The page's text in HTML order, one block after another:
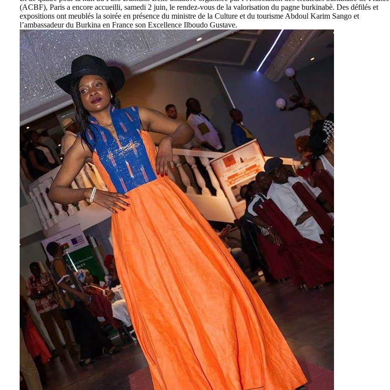
(ACBF), Paris a encore accueilli, samedi 2 juin, le rendez-vous de la valorisation du pagne burkinabè. Des défilés et
expositions ont meublés la soirée en présence du ministre de la Culture et du tourisme Abdoul Karim Sango et
l’ambassadeur du Burkina en France son Excellence Ilboudo Gustave.